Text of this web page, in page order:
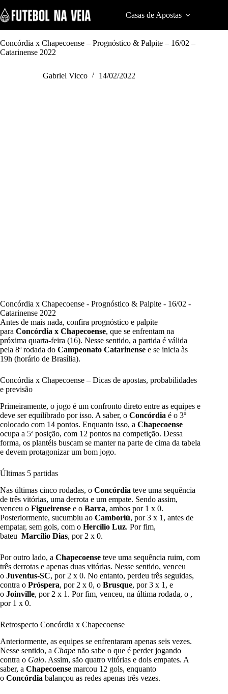
k
i
p
t
o
Casas de Apostas
Concórdia x Chapecoense – Prognóstico & Palpite – 16/02 –
Catarinense 2022
Gabriel Vicco 14/02/2022
Concórdia x Chapecoense - Prognóstico & Palpite - 16/02 -
Catarinense 2022
Antes de mais nada, confira prognóstico e palpite
para Concórdia x Chapecoense, que se enfrentam na
próxima quarta-feira (16). Nesse sentido, a partida é válida
pela 8ª rodada do Campeonato Catarinense e se inicia às
19h (horário de Brasília).
Concórdia x Chapecoense – Dicas de apostas, probabilidades
e previsão
Primeiramente, o jogo é um confronto direto entre as equipes e
deve ser equilibrado por isso. A saber, o Concórdia é o 3º
colocado com 14 pontos. Enquanto isso, a Chapecoense
ocupa a 5ª posição, com 12 pontos na competição. Dessa
forma, os plantéis buscam se manter na parte de cima da tabela
e devem protagonizar um bom jogo.
Últimas 5 partidas
Nas últimas cinco rodadas, o Concórdia teve uma sequência
de três vitórias, uma derrota e um empate. Sendo assim,
venceu o Figueirense e o Barra, ambos por 1 x 0.
Posteriormente, sucumbiu ao Camboriú, por 3 x 1, antes de
empatar, sem gols, com o Hercílio Luz. Por fim,
bateu Marcílio Dias, por 2 x 0.
Por outro lado, a Chapecoense teve uma sequência ruim, com
três derrotas e apenas duas vitórias. Nesse sentido, venceu
o Juventus-SC, por 2 x 0. No entanto, perdeu três seguidas,
contra o Próspera, por 2 x 0, o Brusque, por 3 x 1, e
o Joinville, por 2 x 1. Por fim, venceu, na última rodada, o ,
por 1 x 0.
Retrospecto Concórdia x Chapecoense
Anteriormente, as equipes se enfrentaram apenas seis vezes.
Nesse sentido, a Chape não sabe o que é perder jogando
contra o Galo. Assim, são quatro vitórias e dois empates. A
saber, a Chapecoense marcou 12 gols, enquanto
o Concórdia balançou as redes apenas três vezes.